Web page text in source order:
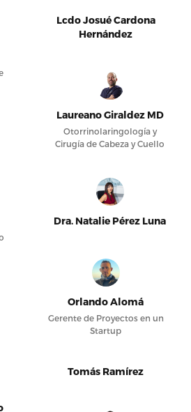
Lcdo Josué Cardona
Hernández
Laureano Giraldez MD
Otorrinolaringología y
Cirugía de Cabeza y Cuello
Dra. Natalie Pérez Luna
Orlando Alomá
Gerente de Proyectos en un
Startup
Tomás Ramírez